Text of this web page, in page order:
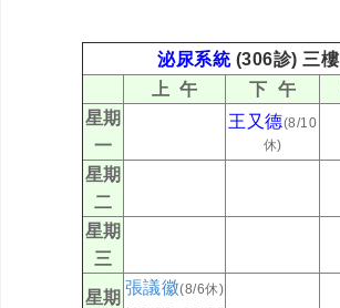
泌尿系統(306診) 三樓
上 午
下 午
星期
一
王又德(8/10
休)
星期
二
星期
三
星期
張議徽(8/6休)